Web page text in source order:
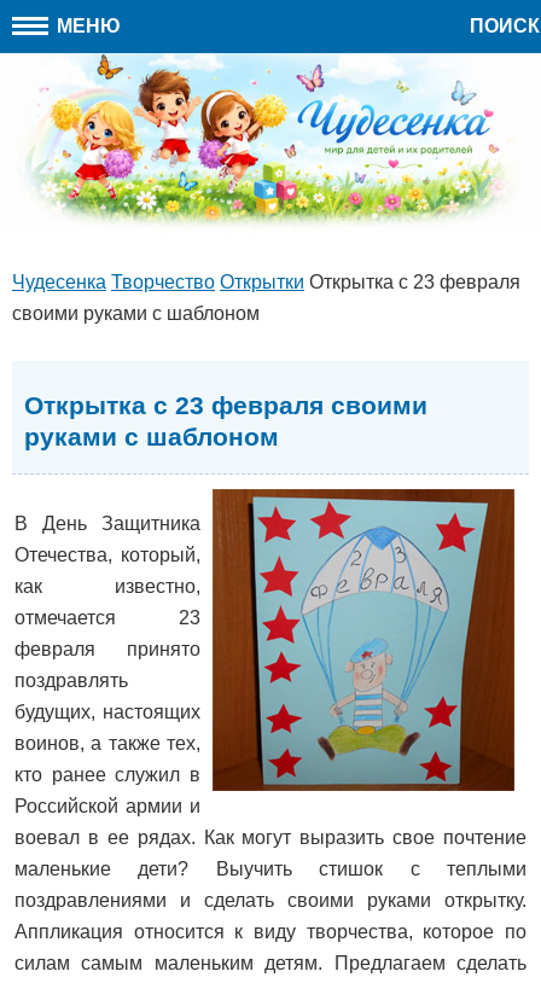
МЕНЮ ПОИСК
Чудесенка Творчество Открытки Открытка с 23 февраля
своими руками с шаблоном
Открытка с 23 февраля своими
руками с шаблоном
В День Защитника
Отечества, который,
как известно,
отмечается 23
февраля принято
поздравлять
будущих, настоящих
воинов, а также тех,
кто ранее служил в
Российской армии и
воевал в ее рядах. Как могут выразить свое почтение
маленькие дети? Выучить стишок с теплыми
поздравлениями и сделать своими руками открытку.
Аппликация относится к виду творчества, которое по
силам самым маленьким детям. Предлагаем сделать